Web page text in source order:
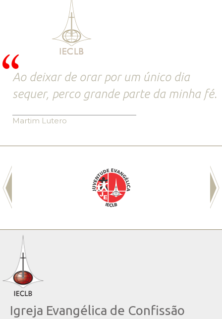
Ao deixar de orar por um único dia
sequer, perco grande parte da minha fé.
Martim Lutero
Igreja Evangélica de Confissão